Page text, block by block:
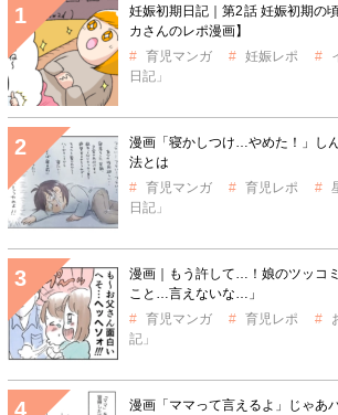
妊娠初期日記｜第2話 妊娠初期の
カさんのレポ漫画】
育児マンガ
妊娠レポ
日記」
漫画「寝かしつけ…やめた！」し
法とは
育児マンガ
育児レポ
日記」
漫画｜もう許して…！娘のツッコ
こと…言えないな…」
育児マンガ
育児レポ
記」
漫画「ママって言えるよ」じゃあ